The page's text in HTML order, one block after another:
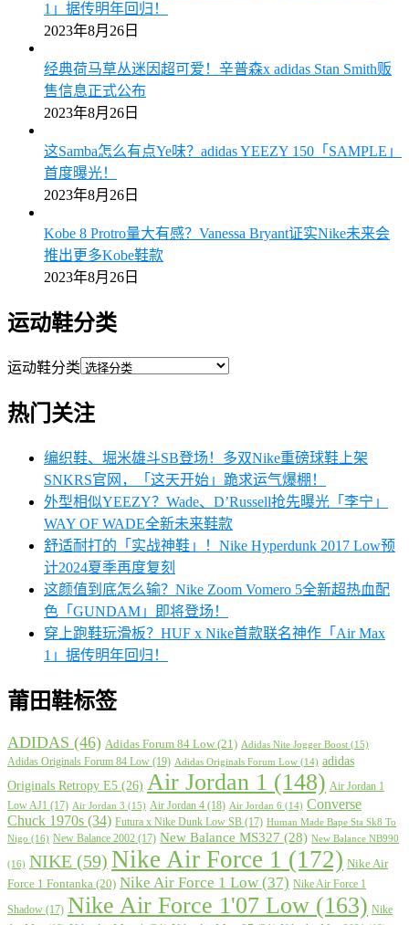
1」据传明年回归！
2023年8月26日
经典荷马草丛迷因超可爱！辛普森x adidas Stan Smith贩
售信息正式公布
2023年8月26日
这Samba怎么有点Ye味？adidas YEEZY 150「SAMPLE」
首度曝光！
2023年8月26日
Kobe 8 Protro量大有感？Vanessa Bryant证实Nike未来会
推出更多Kobe鞋款
2023年8月26日
运动鞋分类
运动鞋分类
热门关注
编织鞋、堀米雄斗SB登场！多双Nike重磅球鞋上架
SNKRS官网，「这天开始」跪求运气爆棚！
外型相似YEEZY？Wade、D’Russell抢先曝光「李宁」
WAY OF WADE全新未来鞋款
舒适耐打的「实战神鞋」！Nike Hyperdunk 2017 Low预
计2024夏季再度复刻
这颜值到底怎么输？Nike Zoom Vomero 5全新超热血配
色「GUNDAM」即将登场！
穿上跑鞋玩滑板？HUF x Nike首款联名神作「Air Max
1」据传明年回归！
莆田鞋标签
ADIDAS (46) Adidas Forum 84 Low (21) Adidas Nite Jogger Boost (15)
Adidas Originals Forum 84 Low (19) Adidas Originals Forum Low (14) adidas
Originals Retropy E5 (26) Air Jordan 1 (148) Air Jordan 1
Low AJ1 (17) Air Jordan 3 (15) Air Jordan 4 (18) Air Jordan 6 (14) Converse
Chuck 1970s (34) Futura x Nike Dunk Low SB (17) Human Made Bape Sta Sk8 To
Nigo (16) New Balance 2002 (17) New Balance MS327 (28) New Balance NB990
(16) NIKE (59) Nike Air Force 1 (172) Nike Air
Force 1 Fontanka (20) Nike Air Force 1 Low (37) Nike Air Force 1
Shadow (17) Nike Air Force 1'07 Low (163) Nike